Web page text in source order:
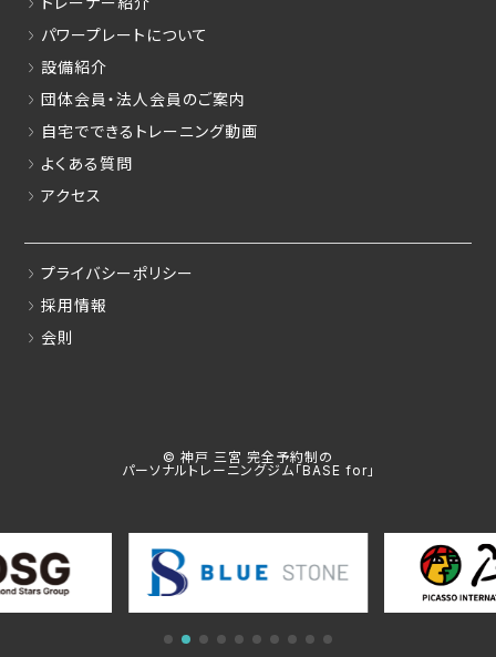
パワープレートについて
設備紹介
団体会員・法人会員のご案内
自宅でできるトレーニング動画
よくある質問
アクセス
プライバシーポリシー
採用情報
会則
© 神戸 三宮 完全予約制の
パーソナルトレーニングジム「BASE for」